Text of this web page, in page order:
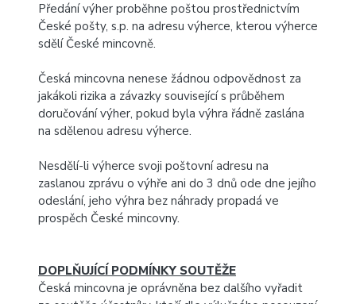
Předání výher proběhne poštou prostřednictvím
České pošty, s.p. na adresu výherce, kterou výherce
sdělí České mincovně.
Česká mincovna nenese žádnou odpovědnost za
jakákoli rizika a závazky související s průběhem
doručování výher, pokud byla výhra řádně zaslána
na sdělenou adresu výherce.
Nesdělí-li výherce svoji poštovní adresu na
zaslanou zprávu o výhře ani do 3 dnů ode dne jejího
odeslání, jeho výhra bez náhrady propadá ve
prospěch České mincovny.
DOPLŇUJÍCÍ PODMÍNKY SOUTĚŽE
Česká mincovna je oprávněna bez dalšího vyřadit